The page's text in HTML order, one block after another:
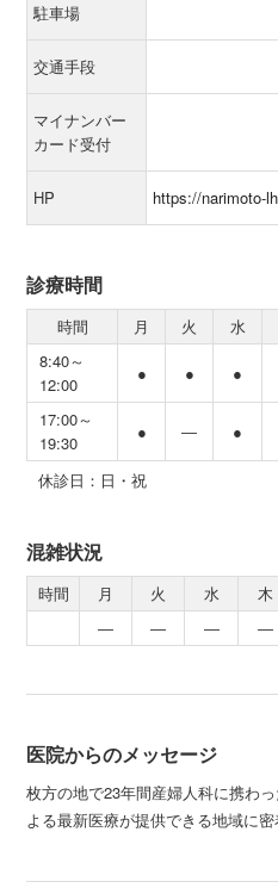
駐車場
交通手段
マイナンバー
カード受付
HP https://narimoto-
診療時間
時間 月 火 水
8:40～
12:00
● ● ●
17:00～
19:30
● ― ●
休診日：日・祝
混雑状況
時間 月 火 水 木
―
― ― ―
医院からのメッセージ
枚方の地で23年間産婦人科に携わ
よる最新医療が提供できる地域に密